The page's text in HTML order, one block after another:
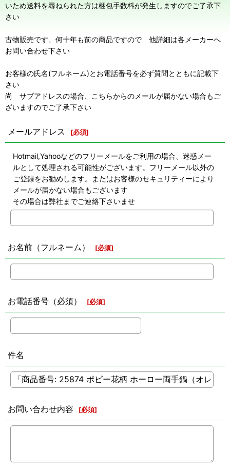
いため送料を尋ねられた方は梱包手数料が発生しますのでご了承下
さい
古物販売です、何十年も前の商品ですので 他詳細は各メーカーへ
お問い合わせ下さい
お客様の氏名(フルネーム)とお電話番号を必ず質問とともに記載下
さい
尚 サブアドレスの場合、こちらからのメールが届かない場合もご
ざいますのでご了承下さい
メールアドレス [必須]
Hotmail,Yahooなどのフリーメールをご利用の場合、迷惑メー
ルとして処理される可能性がございます。フリーメール以外の
ご登録をお勧めします。またはお客様のセキュリティーにより
メールが届かない場合もございます
その場合は弊社までご連絡下さいませ
お名前（フルネーム） [必須]
お電話番号（必須） [必須]
件名
お問い合わせ内容 [必須]